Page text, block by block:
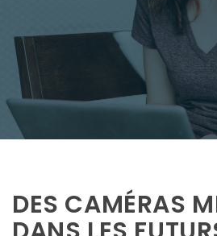
DES CAMÉRAS